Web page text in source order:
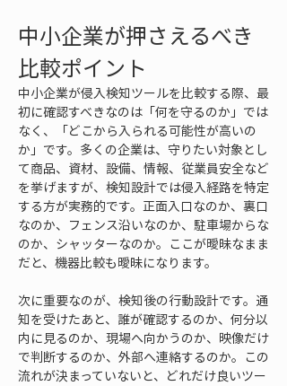
中小企業が押さえるべき
比較ポイント
中小企業が侵入検知ツールを比較する際、最
初に確認すべきなのは「何を守るのか」では
なく、「どこから入られる可能性が高いの
か」です。多くの企業は、守りたい対象とし
て商品、資材、設備、情報、従業員安全など
を挙げますが、検知設計では侵入経路を特定
する方が実務的です。正面入口なのか、裏口
なのか、フェンス沿いなのか、駐車場からな
のか、シャッターなのか。ここが曖昧なまま
だと、機器比較も曖昧になります。
次に重要なのが、検知後の行動設計です。通
知を受けたあと、誰が確認するのか、何分以
内に見るのか、現場へ向かうのか、映像だけ
で判断するのか、外部へ連絡するのか。この
流れが決まっていないと、どれだけ良いツー